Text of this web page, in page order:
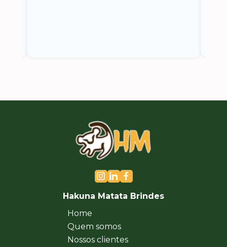
Hakuna Matata Brindes
Home
Quem somos
Nossos clientes